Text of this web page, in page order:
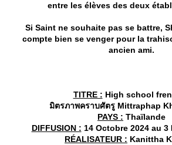
entre les élèves des deux
Si Saint ne souhaite pas se battre,
compte bien se venger pour la
ancien ami.
TITRE : High school
มิตรภาพคราบศัตรู Mittraphap
PAYS : Thaïlande
DIFFUSION : 14 Octobre 2024 au 3
RÉALISATEUR : Kanittha